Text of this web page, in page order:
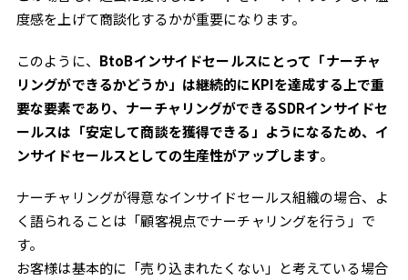
度感を上げて商談化するかが重要になります。
このように、 BtoBインサイドセールスにとって「ナーチャ
リングができるかどうか」は継続的にKPIを達成する上で重
要な要素であり、ナーチャリングができるSDRインサイドセ
ールスは「安定して商談を獲得できる」ようになるため、イ
ンサイドセールスとしての生産性がアップします。
ナーチャリングが得意なインサイドセールス組織の場合、よ
く語られることは「顧客視点でナーチャリングを行う」で
す。
お客様は基本的に「売り込まれたくない」と考えている場合